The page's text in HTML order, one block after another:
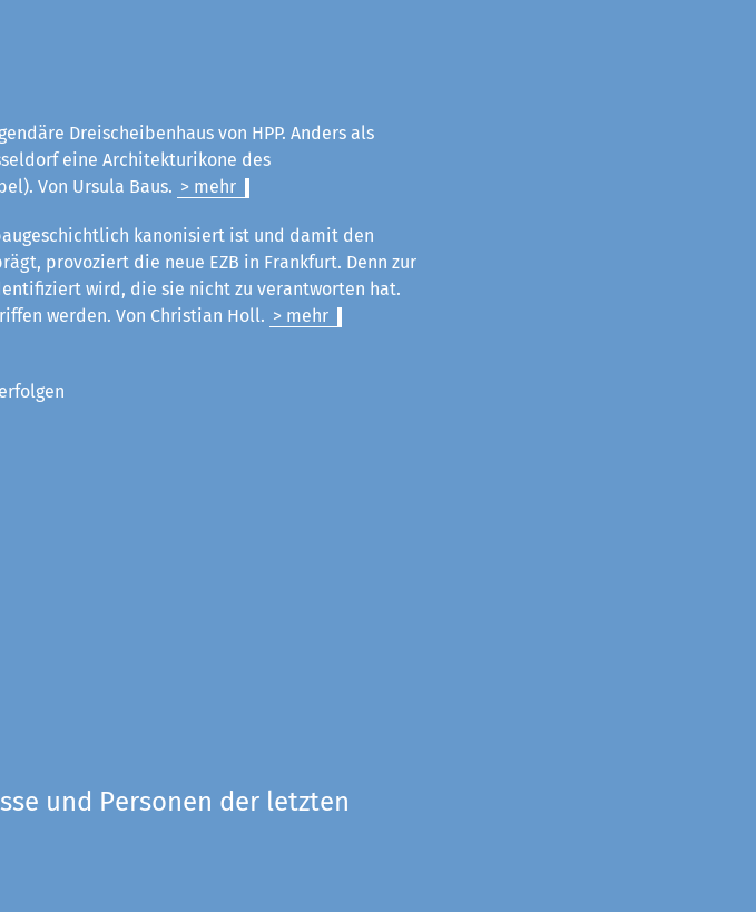
Dreischeibenhaus von HPP. Anders als
eine Architekturikone des
Von Ursula Baus. > mehr
kanonisiert ist und damit den
provoziert die neue EZB in Frankfurt. Denn zur
wird, die sie nicht zu verantworten hat.
werden. Von Christian Holl. > mehr
und Personen der letzten